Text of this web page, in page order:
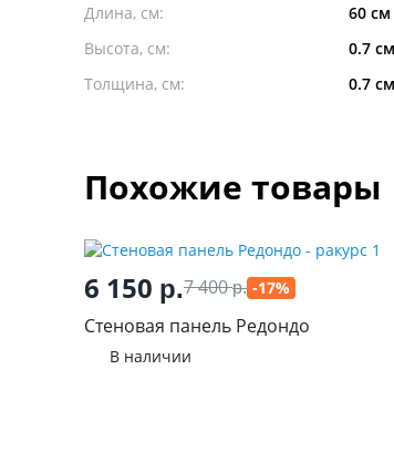
Длина, см:
60 см
Высота, см:
0.7 см
Толщина, см:
0.7 см
Похожие товары
6 150 р.7 400р. -17%
Стеновая панель Редондо
В наличии